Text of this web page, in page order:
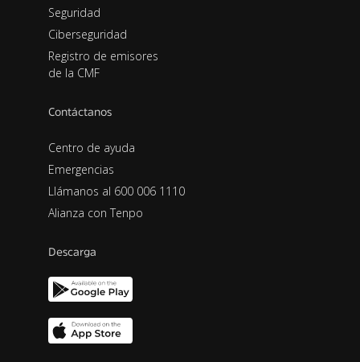
Seguridad
Ciberseguridad
Registro de emisores
de la CMF
Contáctanos
Centro de ayuda
Emergencias
Llámanos al 600 006 1110
Alianza con Tenpo
Descarga